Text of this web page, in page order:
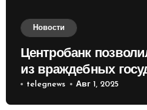
Новости
Центробанк
из враждебных
приобретать валюту
telegnews Авг 1, 2025